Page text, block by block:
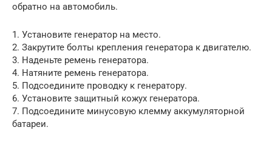
обратно на автомобиль.
1. Установите генератор на место.
2. Закрутите болты крепления генератора к двигателю.
3. Наденьте ремень генератора.
4. Натяните ремень генератора.
5. Подсоедините проводку к генератору.
6. Установите защитный кожух генератора.
7. Подсоедините минусовую клемму аккумуляторной
батареи.